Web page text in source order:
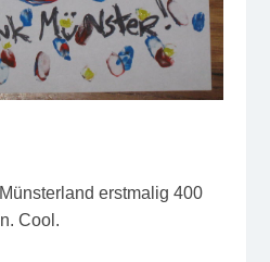
erstmalig 400
Cool.